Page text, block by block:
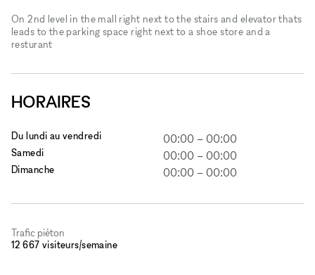
On 2nd level in the mall right next to the stairs and elevator thats
leads to the parking space right next to a shoe store and a
resturant
HORAIRES
Du lundi au vendredi 00:00 – 00:00
Samedi 00:00 – 00:00
Dimanche 00:00 – 00:00
Trafic piéton
12 667 visiteurs/semaine